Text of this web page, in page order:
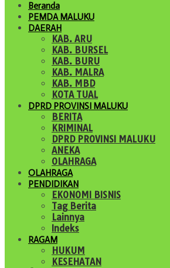
Beranda
PEMDA MALUKU
DAERAH
KAB. ARU
KAB. BURSEL
KAB. BURU
KAB. MALRA
KAB. MBD
KOTA TUAL
DPRD PROVINSI MALUKU
BERITA
KRIMINAL
DPRD PROVINSI MALUKU
ANEKA
OLAHRAGA
OLAHRAGA
PENDIDIKAN
EKONOMI BISNIS
Tag Berita
Lainnya
Indeks
RAGAM
HUKUM
KESEHATAN